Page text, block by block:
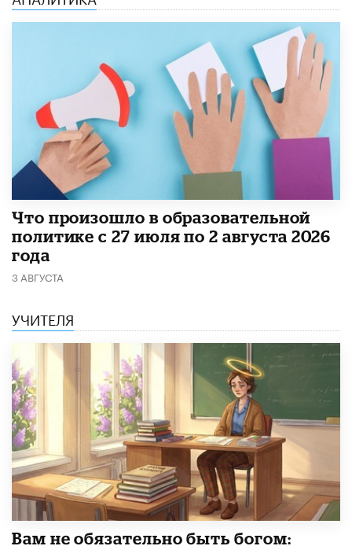
​Что произошло в образовательной
политике с 27 июля по 2 августа 2026
года
3 АВГУСТА
УЧИТЕЛЯ
​Вам не обязательно быть богом: